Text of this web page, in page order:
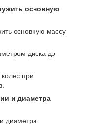
основную
диска до
при
и диаметра